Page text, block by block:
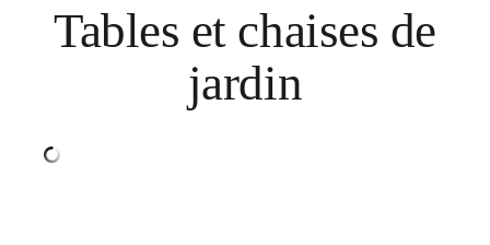
Tables et chaises de
jardin